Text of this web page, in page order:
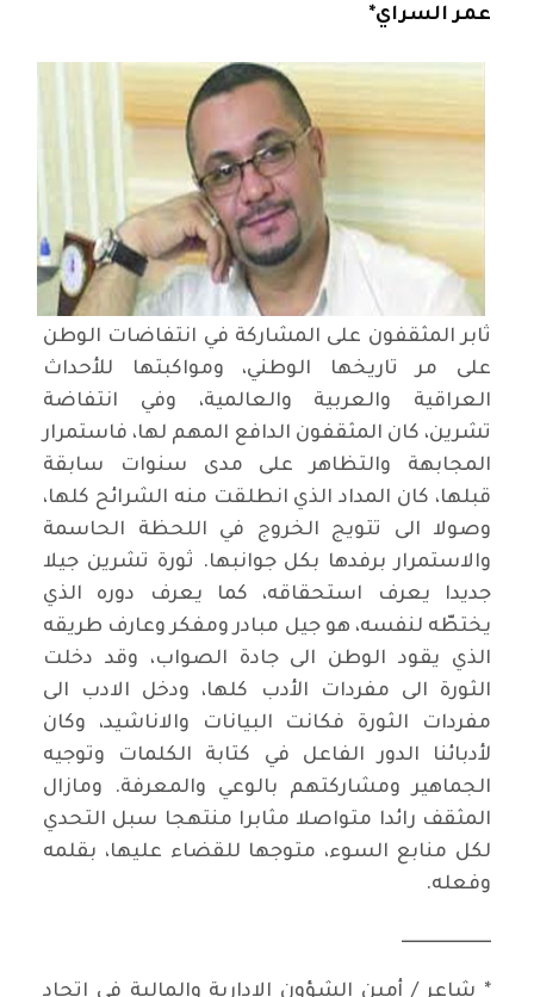
عمر السراي*
ثابر المثقفون على المشاركة في انتفاضات الوطن
على مر تاريخها الوطني، ومواكبتها للأحداث
العراقية والعربية والعالمية، وفي انتفاضة
تشرين، كان المثقفون الدافع المهم لها، فاستمرار
المجابهة والتظاهر على مدى سنوات سابقة
قبلها، كان المداد الذي انطلقت منه الشرائح كلها،
وصولا الى تتويج الخروج في اللحظة الحاسمة
والاستمرار برفدها بكل جوانبها. ثورة تشرين جيلا
جديدا يعرف استحقاقه، كما يعرف دوره الذي
يختطّه لنفسه، هو جيل مبادر ومفكر وعارف طريقه
الذي يقود الوطن الى جادة الصواب، وقد دخلت
الثورة الى مفردات الأدب كلها، ودخل الادب الى
مفردات الثورة فكانت البيانات والاناشيد، وكان
لأدبائنا الدور الفاعل في كتابة الكلمات وتوجيه
الجماهير ومشاركتهم بالوعي والمعرفة. ومازال
المثقف رائدا متواصلا مثابرا منتهجا سبل التحدي
لكل منابع السوء، متوجها للقضاء عليها، بقلمه
وفعله.
ـــــــــــــــــــــــــ
* شاعر / أمين الشؤون الادارية والمالية في اتحاد